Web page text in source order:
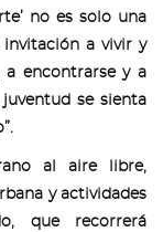
no es solo una
a vivir y
encontrarse y a
se sienta
al aire libre,
y actividades
que recorrerá